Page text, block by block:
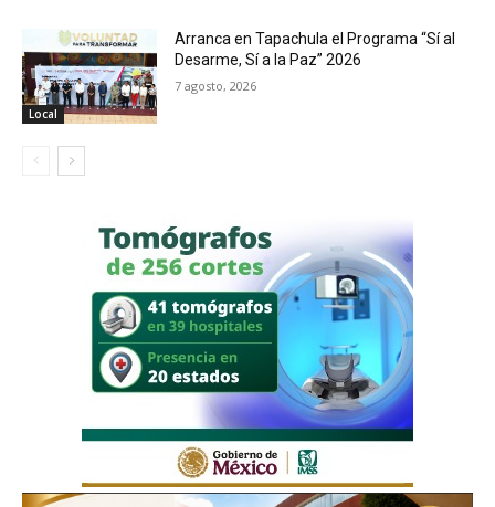
Local
Arranca en Tapachula el Programa “Sí al
Desarme, Sí a la Paz” 2026
7 agosto, 2026